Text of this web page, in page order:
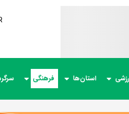
استان‌ها فرهنگی